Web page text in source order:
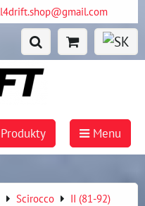
Menu
Scirocco II (81-92)